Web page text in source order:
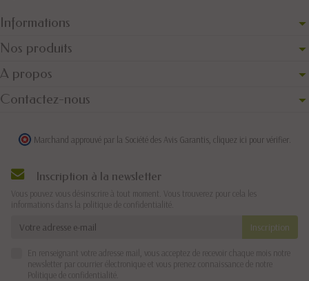
Informations
Nos produits
A propos
Contactez-nous
Marchand approuvé par la Société des Avis Garantis, cliquez ici pour vérifier
Inscription à la newsletter
Vous pouvez vous désinscrire à tout moment. Vous trouverez pour cela les
informations dans la politique de confidentialité.
En renseignant votre adresse mail, vous acceptez de recevoir chaque mois notre
newsletter par courrier électronique et vous prenez connaissance de notre
Politique de confidentialité